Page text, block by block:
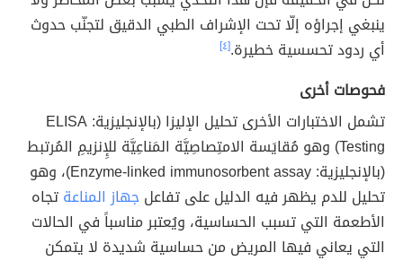
ينبغي إجراؤه إلّا تحت الإشراف الطبي الدقيق لتجنّب حدوث
أي ردود تحسسية خطيرة.[٤]
فحوصات أخرى
تشمل الاختبارات الأخرى تحليل الإليزا (بالإنجليزية: ELISA
Testing) وهو مُقايَسة الامتِصاصِيَّة المَناعِيَّة للإِنزيمِ المُرتبط
(بالإنجليزية: Enzyme-linked immunosorbent assay)، وهو
تحليل للدم يظهر فيه الدليل على تفاعلجهاز المناعةتجاه
الأطعمة التي تسبب الحساسية، ويُعتبر مناسباً في الحالات
التي يعاني فيها المريض من حساسية شديدة لا يتمكن